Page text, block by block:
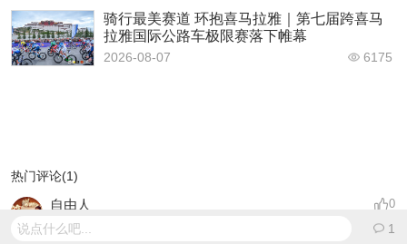
骑行最美赛道 环抱喜马拉雅｜第七届跨喜马
拉雅国际公路车极限赛落下帷幕
2026-08-07 6175
热门评论(1)
0
自由人
2025-05-15 11:31:25
说点什么吧... 1